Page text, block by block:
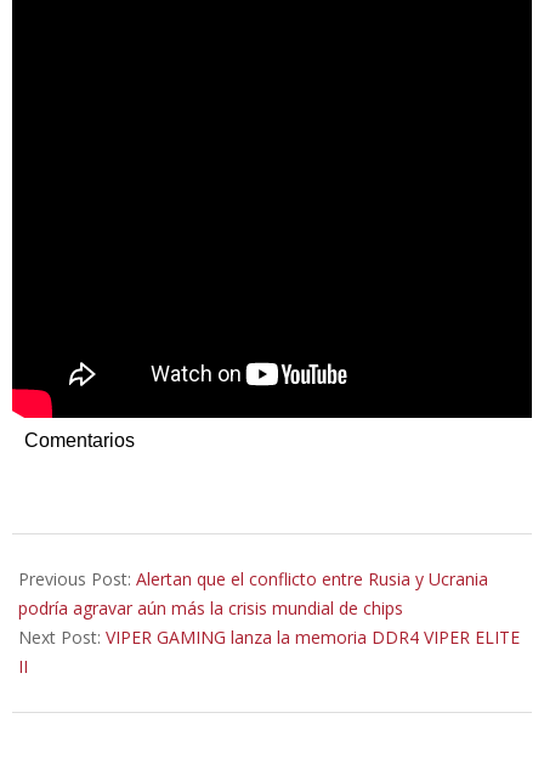
Comentarios
03-
10
Previous Post: Alertan que el conflicto entre Rusia y Ucrania
podría agravar aún más la crisis mundial de chips
Next Post: VIPER GAMING lanza la memoria DDR4 VIPER ELITE
II